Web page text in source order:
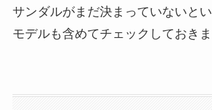
サンダルがまだ決まっていないと
モデルも含めてチェックしておきま